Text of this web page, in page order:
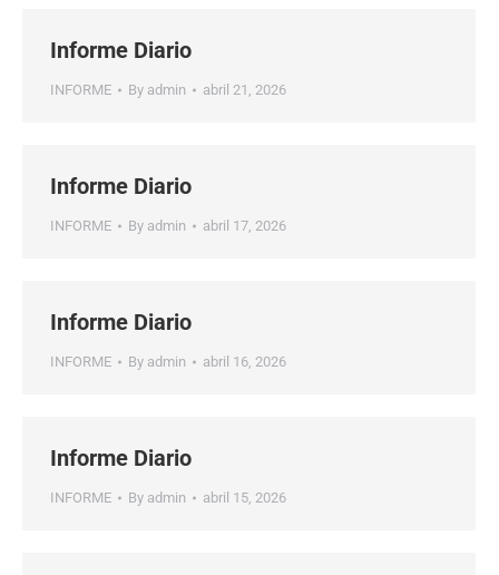
Informe Diario
INFORME By admin abril 21, 2026
Informe Diario
INFORME By admin abril 17, 2026
Informe Diario
INFORME By admin abril 16, 2026
Informe Diario
INFORME By admin abril 15, 2026